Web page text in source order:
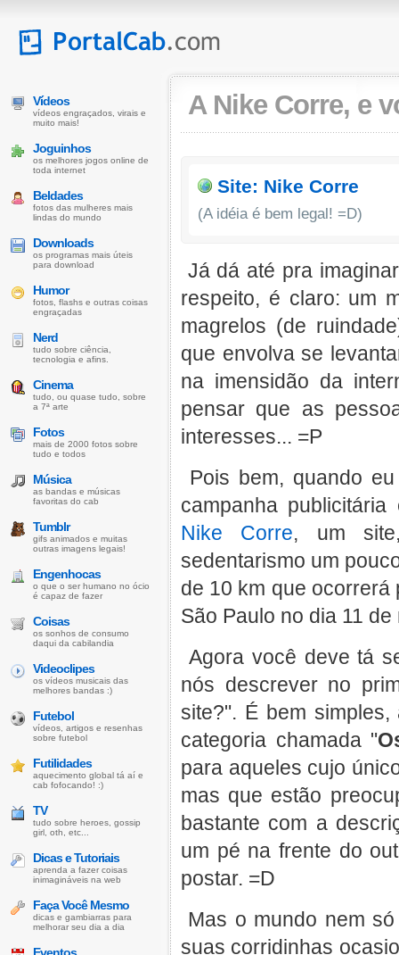
A Nike Corre, e
Site: Nike Corre
(A idéia é bem legal! =D)
Já dá até pra
respeito, é claro: um
magrelos (de
que envolva se
na imensidão da
pensar que as
interesses... =P
Pois bem, quando
campanha
Nike Corre, um
sedentarismo um
de 10 km que ocorrerá
São Paulo no dia 11
Agora você deve tá
nós descrever no
site?". É bem
categoria chamada "
para aqueles cujo
mas que estão
bastante com a
um pé na frente do
postar. =D
Mas o mundo nem
suas corridinhas
Vídeos
vídeos engraçados, virais e
muito mais!
Joguinhos
os melhores jogos online de
toda internet
Beldades
fotos das mulheres mais
lindas do mundo
Downloads
os programas mais úteis
para download
Humor
fotos, flashs e outras coisas
engraçadas
Nerd
tudo sobre ciência,
tecnologia e afins.
Cinema
tudo, ou quase tudo, sobre
a 7ª arte
Fotos
mais de 2000 fotos sobre
tudo e todos
Música
as bandas e músicas
favoritas do cab
Tumblr
gifs animados e muitas
outras imagens legais!
Engenhocas
o que o ser humano no ócio
é capaz de fazer
Coisas
os sonhos de consumo
daqui da cabilandia
Videoclipes
os vídeos musicais das
melhores bandas :)
Futebol
vídeos, artigos e resenhas
sobre futebol
Futilidades
aquecimento global tá aí e
cab fofocando! :)
TV
tudo sobre heroes, gossip
girl, oth, etc...
Dicas e Tutoriais
aprenda a fazer coisas
inimagináveis na web
Faça Você Mesmo
dicas e gambiarras para
melhorar seu dia a dia